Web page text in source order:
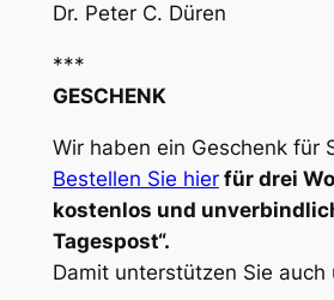
Dr. Peter C. Düren
***
GESCHENK
Wir haben ein Geschenk für
Bestellen Sie hier für drei
kostenlos und
Tagespost“.
Damit unterstützen Sie auch